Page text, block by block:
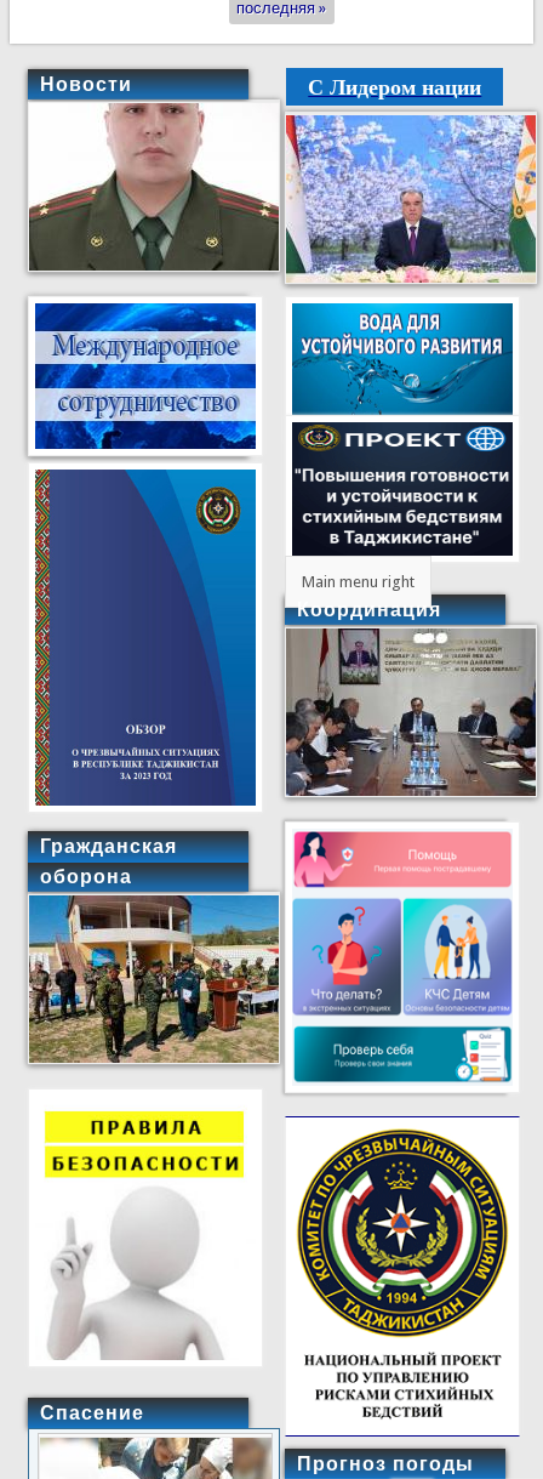
последняя »
Новости
Гражданская
оборона
Спасение
С Лидером нации
Main menu right
Координация
Прогноз погоды